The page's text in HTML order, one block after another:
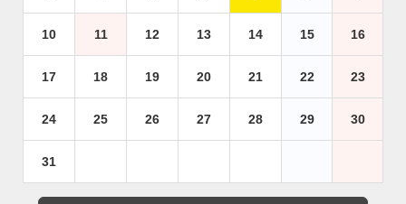
10 11 12 13 14 15 16
17 18 19 20 21 22 23
24 25 26 27 28 29 30
31